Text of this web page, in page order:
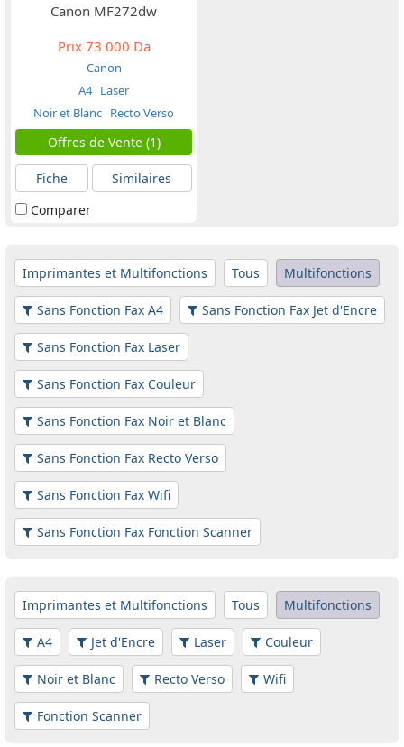
Canon MF272dw
Prix73 000 Da
Canon
A4 Laser
Noir et Blanc Recto Verso
Offres de Vente (1)
Fiche
Similaires
Comparer
Imprimantes et Multifonctions Tous Multifonctions
Sans Fonction Fax A4 Sans Fonction Fax Jet d'Encre
Sans Fonction Fax Laser
Sans Fonction Fax Couleur
Sans Fonction Fax Noir et Blanc
Sans Fonction Fax Recto Verso
Sans Fonction Fax Wifi
Sans Fonction Fax Fonction Scanner
Imprimantes et Multifonctions Tous Multifonctions
A4 Jet d'Encre Laser Couleur
Noir et Blanc Recto Verso Wifi
Fonction Scanner